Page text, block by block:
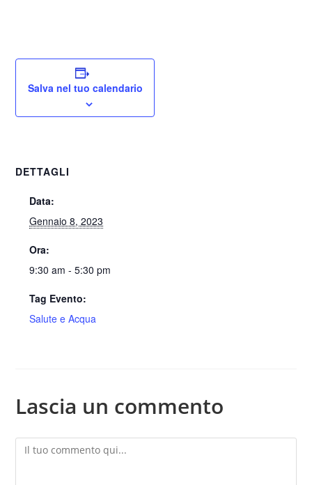
Salva nel tuo calendario
DETTAGLI
Data:
Gennaio 8, 2023
Ora:
9:30 am - 5:30 pm
Tag Evento:
Salute e Acqua
Lascia un commento